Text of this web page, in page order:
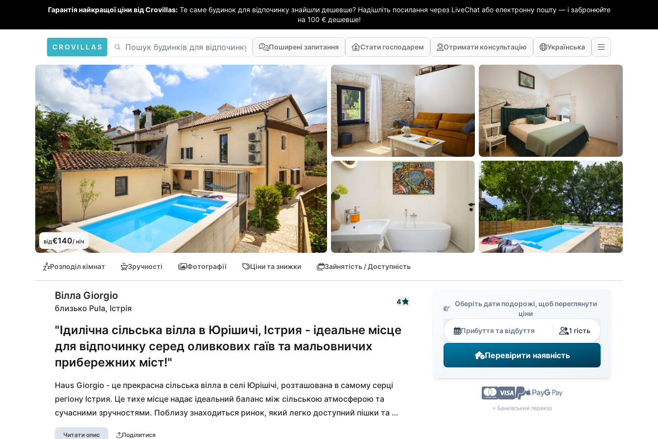
Гарантія найкращої ціни від Crovillas: Те саме будинок для відпочинку знайшли дешевше? Надішліть посилання через LiveChat або електронну пошту — і забронюйте
на 100 € дешевше!
CROVILLAS Поширені запитання Стати господарем Отримати консультацію Українська
від€140/ ніч
Розподіл кімнат Зручності Фотографії Ціни та знижки Зайнятість / Доступність
Вілла Giorgio
близько Pula, Істрія
4
"Ідилічна сільська вілла в Юрішичі, Істрия - ідеальне місце
для відпочинку серед оливкових гаїв та мальовничих
прибережних міст!"
Haus Giorgio - це прекрасна сільська вілла в селі Юрішічі, розташована в самому серці
регіону Істрия. Це тихе місце надає ідеальний баланс між сільською атмосферою та
сучасними зручностями. Поблизу знаходиться ринок, який легко доступний пішки та
пропонує основні можливості для покупок. Істрия, регіон багатий на історію та природну
Читати опис Поділитися
Оберіть дати подорожі, щоб переглянути
ціни
Прибуття та відбуття 1 гість
Перевірити наявність
+ Банківський переказ